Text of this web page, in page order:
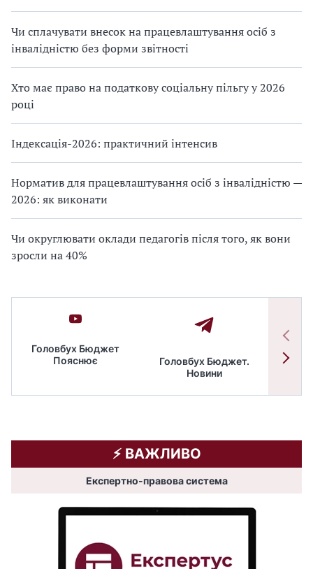
Чи сплачувати внесок на працевлаштування осіб з
інвалідністю без форми звітності
Хто має право на податкову соціальну пільгу у 2026
році
Індексація-2026: практичний інтенсив
Норматив для працевлаштування осіб з інвалідністю —
2026: як виконати
Чи округлювати оклади педагогів після того, як вони
зросли на 40%
Головбух Бюджет
Пояснює
Головбух Бюджет.
Новини
⚡️ ВАЖЛИВО
Експертно-правова система